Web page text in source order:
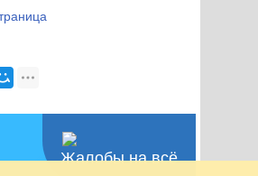
Жалобы на всё